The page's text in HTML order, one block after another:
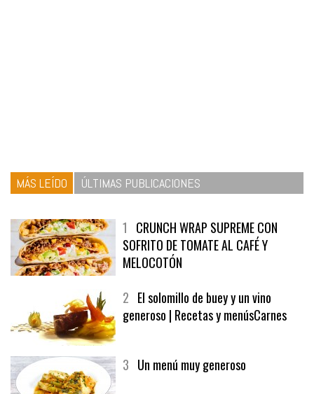
MÁS LEÍDO ÚLTIMAS PUBLICACIONES
1 CRUNCH WRAP SUPREME CON
SOFRITO DE TOMATE AL CAFÉ Y
MELOCOTÓN
2 El solomillo de buey y un vino
generoso | Recetas y menúsCarnes
3 Un menú muy generoso